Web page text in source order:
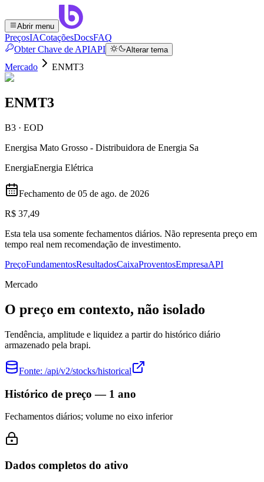
Abrir menu
PreçosIACotaçõesDocsFAQ
Obter Chave de APIAPI Alterar tema
Mercado ENMT3
ENMT3
B3 · EOD
Energisa Mato Grosso - Distribuidora de Energia Sa
EnergiaEnergia Elétrica
Fechamento de 05 de ago. de 2026
R$ 37,49
Esta tela usa somente fechamentos diários. Não representa preço em
tempo real nem recomendação de investimento.
PreçoFundamentosResultadosCaixaProventosEmpresaAPI
Mercado
O preço em contexto, não isolado
Tendência, amplitude e liquidez a partir do histórico diário
armazenado pela brapi.
Fonte: /api/v2/stocks/historical
Histórico de preço — 1 ano
Fechamentos diários; volume no eixo inferior
Dados completos do ativo